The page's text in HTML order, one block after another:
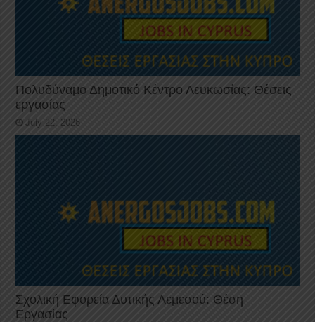
Πολυδύναμο Δημοτικό Κέντρο Λευκωσίας: Θέσεις
εργασίας
July 22, 2026
Σχολική Εφορεία Δυτικής Λεμεσού: Θέση
Εργασίας